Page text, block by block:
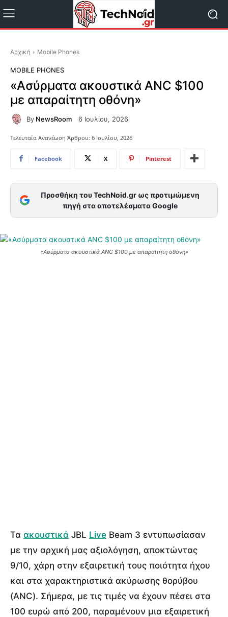
Αρχική Mobile Phones
MOBILE PHONES
«Ασύρματα ακουστικά ANC $100
με απαραίτητη οθόνη»
By NewsRoom 6 Ιουλίου, 2026
Τελευταία Ανανέωση Άρθρου: 6 Ιουλίου, 2026
Facebook X Pinterest
Προσθήκη του TechNoid.gr ως προτιμώμενη
πηγή στα αποτελέσματα Google
«Ασύρματα ακουστικά ANC $100 με απαραίτητη οθόνη»
Τα ακουστικά JBL Live Beam 3 εντυπωσίασαν
με την αρχική μας αξιολόγηση, αποκτώντας
9/10, χάρη στην εξαιρετική τους ποιότητα ήχου
και στα χαρακτηριστικά ακύρωσης θορύβου
(ANC). Σήμερα, με τις τιμές να έχουν πέσει στα
100 ευρώ από 200, παραμένουν μια εξαιρετική